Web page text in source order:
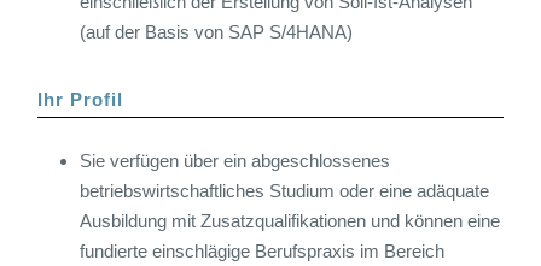
(auf der Basis von SAP S/4HANA)
Ihr Profil
Sie verfügen über ein abgeschlossenes
betriebswirtschaftliches Studium oder eine adäquate
Ausbildung mit Zusatzqualifikationen und können eine
fundierte einschlägige Berufspraxis im Bereich